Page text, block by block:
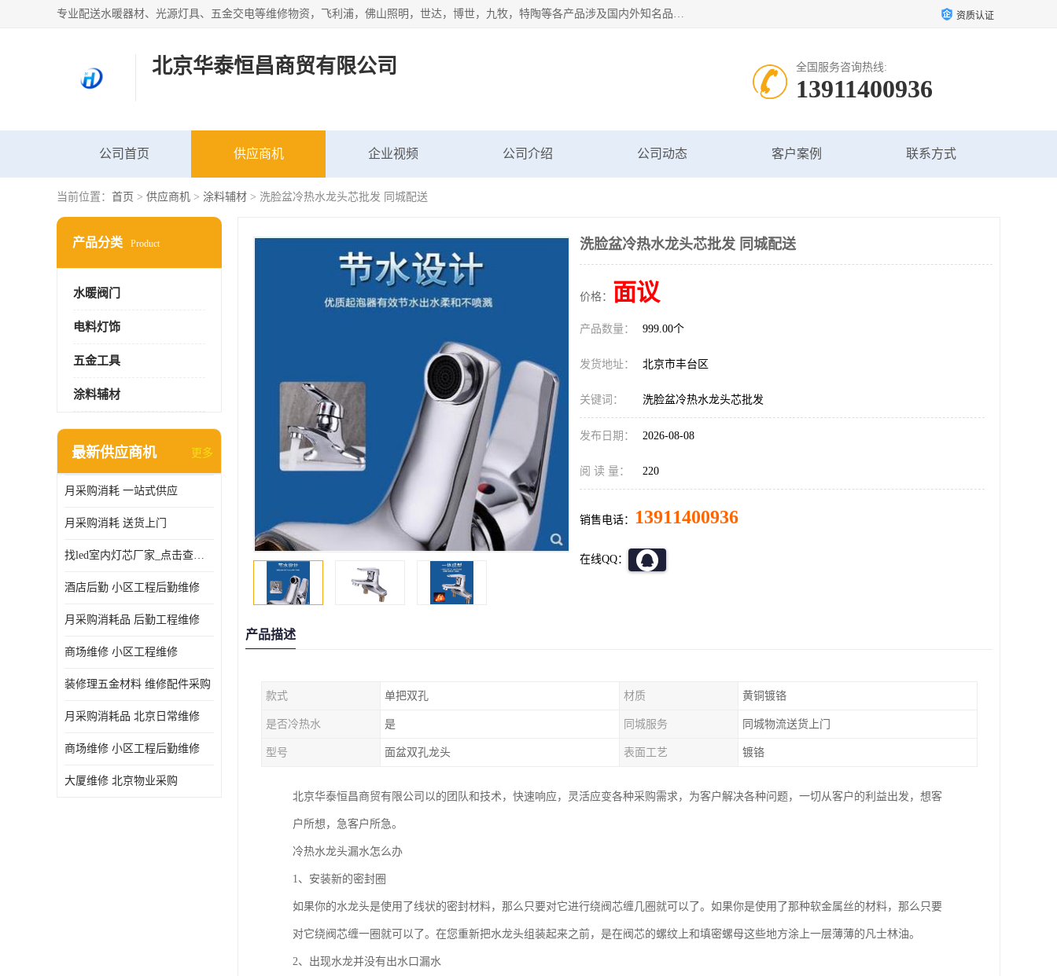
专业配送水暖器材、光源灯具、五金交电等维修物资，飞利浦，佛山照明，世达，博世，九牧，特陶等各产品涉及国内外知名品牌。公司专注与物业、学校、酒店、工厂等单位合作，提供一站式配送服务，降低客户综合成本。依托电子商务改变传统模式，以专业的团队为客户提供24H物资配送到达，货到月结、统一开票，便捷退换等服务，提高了企业的运营效率。 资质认证
北京华泰恒昌商贸有限公司 全国服务咨询热线:
13911400936
公司首页 供应商机 企业视频 公司介绍 公司动态 客户案例 联系方式
当前位置： 首页 > 供应商机 > 涂料辅材 > 洗脸盆冷热水龙头芯批发 同城配送
产品分类 Product
水暖阀门
电料灯饰
五金工具
涂料辅材
最新供应商机 更多
月采购消耗 一站式供应
月采购消耗 送货上门
找led室内灯芯厂家_点击查看更多
酒店后勤 小区工程后勤维修
月采购消耗品 后勤工程维修
商场维修 小区工程维修
装修理五金材料 维修配件采购
月采购消耗品 北京日常维修
商场维修 小区工程后勤维修
大厦维修 北京物业采购
洗脸盆冷热水龙头芯批发 同城配送
价格： 面议
产品数量： 999.00个
发货地址： 北京市丰台区
关键词： 洗脸盆冷热水龙头芯批发
发布日期： 2026-08-08
阅 读 量： 220
销售电话： 13911400936
在线QQ：
产品描述
款式 单把双孔 材质 黄铜镀铬
是否冷热水 是 同城服务 同城物流送货上门
型号 面盆双孔龙头 表面工艺 镀铬
北京华泰恒昌商贸有限公司以的团队和技术，快速响应，灵活应变各种采购需求，为客户解决各种问题，一切从客户的利益出发，想客
户所想，急客户所急。
冷热水龙头漏水怎么办
1、安装新的密封圈
如果你的水龙头是使用了线状的密封材料，那么只要对它进行绕阀芯缠几圈就可以了。如果你是使用了那种软金属丝的材料，那么只要
对它绕阀芯缠一圈就可以了。在您重新把水龙头组装起来之前，是在阀芯的螺纹上和填密螺母这些地方涂上一层薄薄的凡士林油。
2、出现水龙并没有出水口漏水